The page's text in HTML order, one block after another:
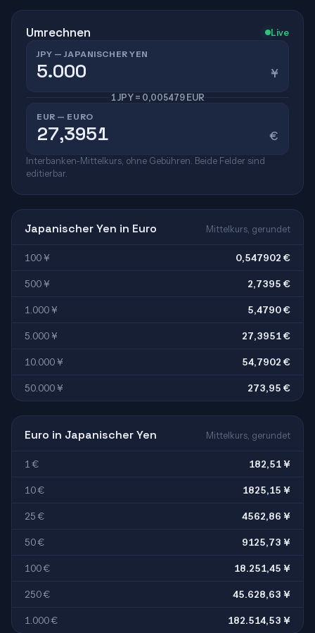
Umrechnen Live
JPY — JAPANISCHER YEN
¥
1 JPY = 0,005479 EUR
EUR — EURO
€
Interbanken-Mittelkurs, ohne Gebühren. Beide Felder sind
editierbar.
Japanischer Yen in Euro Mittelkurs, gerundet
100 ¥ 0,547902 €
500 ¥ 2,7395 €
1.000 ¥ 5,4790 €
5.000 ¥ 27,3951 €
10.000 ¥ 54,7902 €
50.000 ¥ 273,95 €
Euro in Japanischer Yen Mittelkurs, gerundet
1 € 182,51 ¥
10 € 1825,15 ¥
25 € 4562,86 ¥
50 € 9125,73 ¥
100 € 18.251,45 ¥
250 € 45.628,63 ¥
1.000 € 182.514,53 ¥